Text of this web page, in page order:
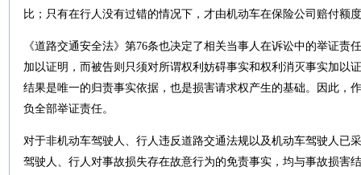
比；只有在行人没有过错的情况下，才由机动车在保险公司赔付额
《道路交通安全法》第76条也决定了相关当事人在诉讼中的举证责
加以证明，而被告则只须对所谓权利妨碍事实和权利消灭事实加以
结果是唯一的归责事实依据，也是损害请求权产生的基础。因此，
负全部举证责任。
对于非机动车驾驶人、行人违反道路交通法规以及机动车驾驶人已
驾驶人、行人对事故损失存在故意行为的免责事实，均与事故损害